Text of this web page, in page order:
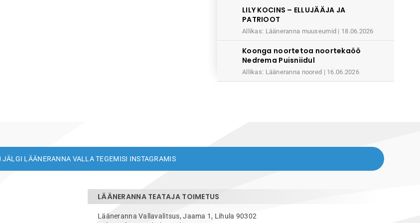
LILY KOCINS – ELLUJÄÄJA JA
PATRIOOT
Allikas: Lääneranna muuseumid 18.06.2026
Koonga noortetoa noortekaöö
Nedrema Puisniidul
Allikas: Lääneranna noored 16.06.2026
JÄLGI LÄÄNERANNA VALLA TEGEMISI INSTAGRAMIS
LÄÄNERANNA TEATAJA TOIMETUS
Lääneranna Vallavalitsus, Jaama 1, Lihula 90302